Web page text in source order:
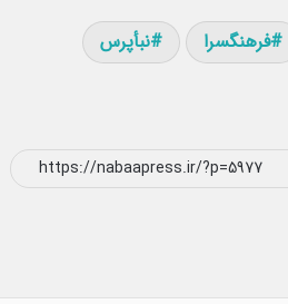
فرهنگسرا نبأپرس